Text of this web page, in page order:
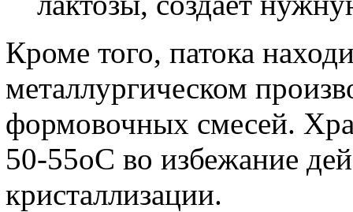
Кроме того, патока
металлургическом
формовочных смесей.
50-55оС во избежание
кристаллизации.